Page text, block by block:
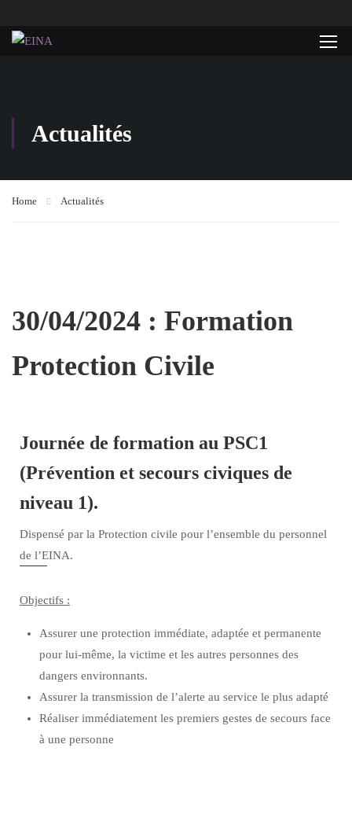
Actualités
Home Actualités
30/04/2024 : Formation
Protection Civile
Journée de formation au PSC1
(Prévention et secours civiques de
niveau 1).
Dispensé par la Protection civile pour l’ensemble du personnel
de l’EINA.
Objectifs :
Assurer une protection immédiate, adaptée et permanente
pour lui-même, la victime et les autres personnes des
dangers environnants.
Assurer la transmission de l’alerte au service le plus adapté
Réaliser immédiatement les premiers gestes de secours face
à une personne